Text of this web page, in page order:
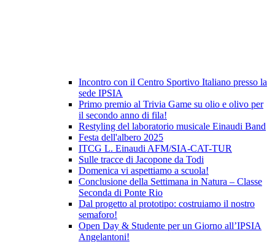
Incontro con il Centro Sportivo Italiano presso la
sede IPSIA
Primo premio al Trivia Game su olio e olivo per
il secondo anno di fila!
Restyling del laboratorio musicale Einaudi Band
Festa dell'albero 2025
ITCG L. Einaudi AFM/SIA-CAT-TUR
Sulle tracce di Jacopone da Todi
Domenica vi aspettiamo a scuola!
Conclusione della Settimana in Natura – Classe
Seconda di Ponte Rio
Dal progetto al prototipo: costruiamo il nostro
semaforo!
Open Day & Studente per un Giorno all’IPSIA
Angelantoni!